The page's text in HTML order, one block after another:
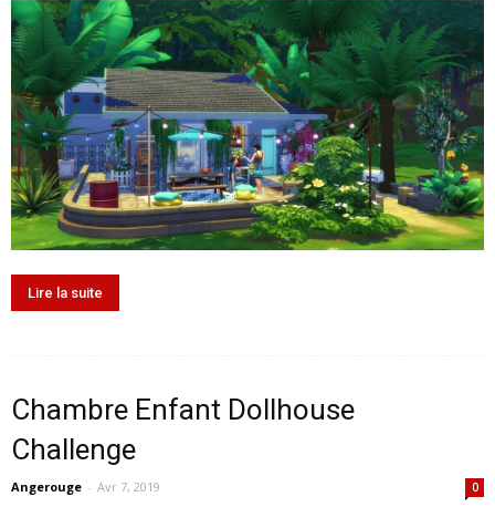
Lire la suite
Chambre Enfant Dollhouse
Challenge
Angerouge - Avr 7, 2019 0